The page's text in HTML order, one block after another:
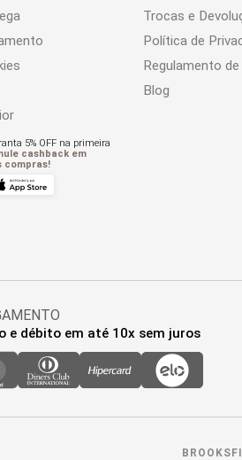
Trocas e
Política de
Regulamento
Blog
5% OFF na primeira
cashback em
compras!
e débito em até 10x sem juros